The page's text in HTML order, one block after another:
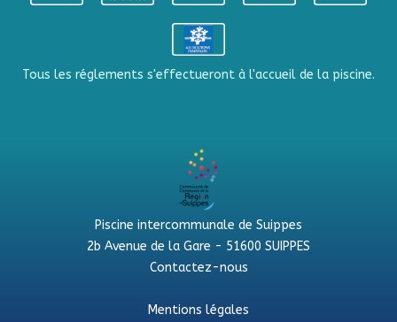
Tous les réglements s'effectueront à l'accueil de la piscine.
Piscine intercommunale de Suippes
2b Avenue de la Gare - 51600 SUIPPES
Contactez-nous
Mentions légales